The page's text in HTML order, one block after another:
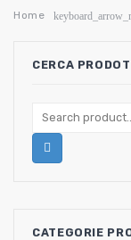
HOME
CONTATTI
WISHLIST
Home
CERCA
CATEGORIE